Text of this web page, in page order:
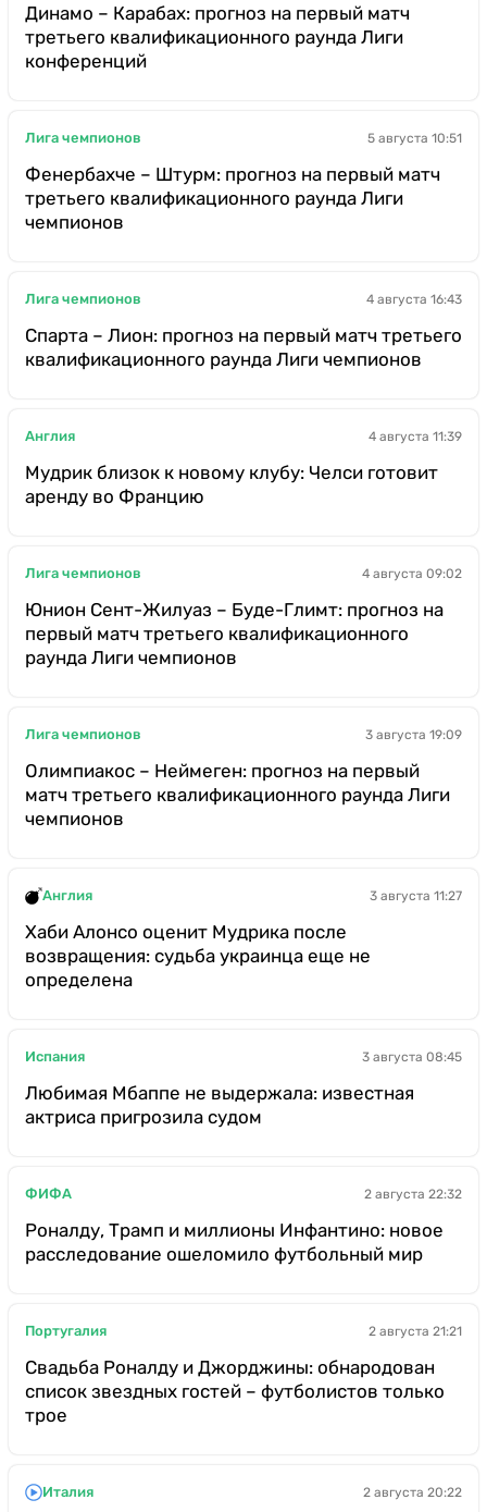
Динамо – Карабах: прогноз на первый матч
третьего квалификационного раунда Лиги
конференций
Лига чемпионов 5 августа 10:51
Фенербахче – Штурм: прогноз на первый матч
третьего квалификационного раунда Лиги
чемпионов
Лига чемпионов 4 августа 16:43
Спарта – Лион: прогноз на первый матч третьего
квалификационного раунда Лиги чемпионов
Англия 4 августа 11:39
Мудрик близок к новому клубу: Челси готовит
аренду во Францию
Лига чемпионов 4 августа 09:02
Юнион Сент-Жилуаз – Буде-Глимт: прогноз на
первый матч третьего квалификационного
раунда Лиги чемпионов
Лига чемпионов 3 августа 19:09
Олимпиакос – Неймеген: прогноз на первый
матч третьего квалификационного раунда Лиги
чемпионов
Англия 3 августа 11:27
Хаби Алонсо оценит Мудрика после
возвращения: судьба украинца еще не
определена
Испания 3 августа 08:45
Любимая Мбаппе не выдержала: известная
актриса пригрозила судом
ФИФА 2 августа 22:32
Роналду, Трамп и миллионы Инфантино: новое
расследование ошеломило футбольный мир
Португалия 2 августа 21:21
Свадьба Роналду и Джорджины: обнародован
список звездных гостей – футболистов только
трое
Италия 2 августа 20:22